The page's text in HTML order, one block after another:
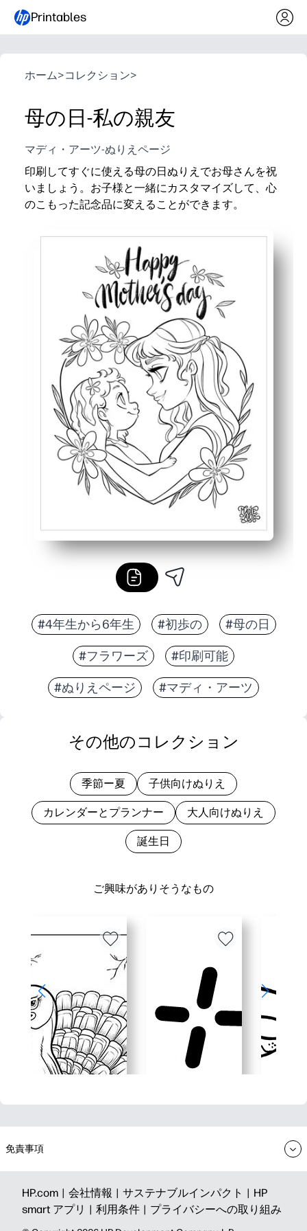
Printables
ホーム>コレクション>
母の日-私の親友
マディ・アーツ-ぬりえページ
印刷してすぐに使える母の日ぬりえでお母さんを祝
いましょう。お子様と一緒にカスタマイズして、心
のこもった記念品に変えることができます。
準備不要-数秒で印刷できるので、自宅や授業でのお
シンプルで大胆なアウトラインは、鉛筆のグリップ
お子様は好きな色に、名前やちょっとしたメモを添
インクの少ないレターサイズのデザインは、どんな
#4年生から6年生 #初歩の #母の日
#フラワーズ #印刷可能
#ぬりえページ #マディ・アーツ
ご興味がありそうなもの
その他のコレクション
季節ー夏 子供向けぬりえ
カレンダーとプランナー 大人向けぬりえ
誕生日
免責事項
HP.com | 会社情報 | サステナブルインパクト | HP
smart アプリ | 利用条件 | プライバシーへの取り組み